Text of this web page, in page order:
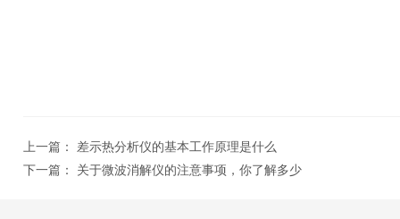
上一篇： 差示热分析仪的基本工作原理是什么
下一篇： 关于微波消解仪的注意事项，你了解多少